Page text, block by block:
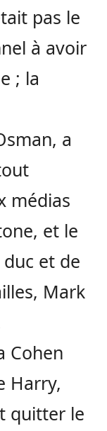
pas le
à avoir
; la
a
médias
et le
et de
Mark
Cohen
Harry,
quitter le